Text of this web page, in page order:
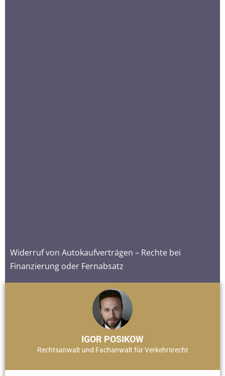
IGOR POSIKOW
Rechtsanwalt und Fachanwalt für Verkehrsrecht
Widerruf von Autokaufverträgen – Rechte bei
Finanzierung oder Fernabsatz